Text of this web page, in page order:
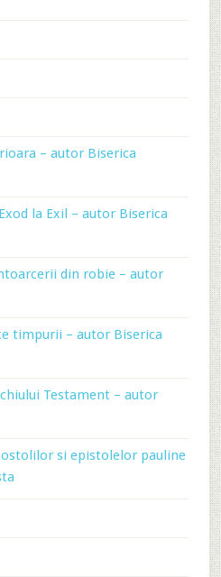
– autor Biserica
la Exil – autor Biserica
din robie – autor
timpurii – autor Biserica
Testament – autor
si epistolelor pauline